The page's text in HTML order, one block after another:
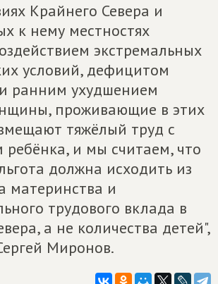
Крайнего Севера и
к нему местностях
экстремальных
условий, дефицитом
ранним ухудшением
проживающие в этих
тяжёлый труд с
ребёнка, и мы считаем, что
должна исходить из
материнства и
трудового вклада в
а не количества детей",
Миронов.